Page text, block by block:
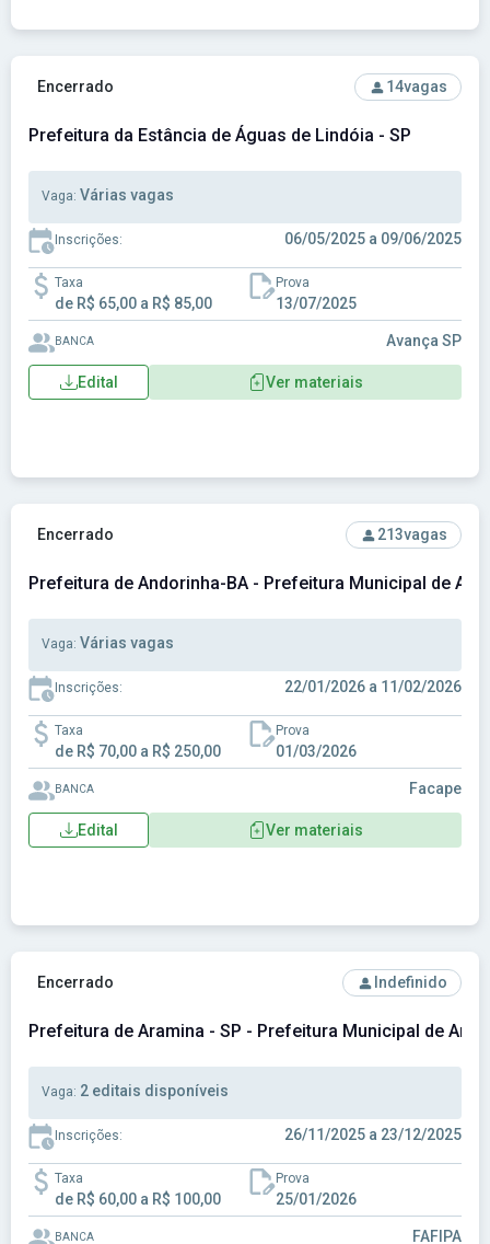
Ver concurso: Prefeitura da Estância de Águas de Lindóia -
Encerrado 14vagas
Prefeitura da Estância de Águas de Lindóia - SP
Vaga: Várias vagas
Inscrições: 06/05/2025 a 09/06/2025
Taxa
de R$ 65,00 a R$ 85,00
Prova
13/07/2025
BANCA Avança SP
Edital Ver materiais
Ver concurso: Prefeitura de Andorinha-BA - Prefeitura
Encerrado 213vagas
Prefeitura de Andorinha-BA - Prefeitura Municipal de
Vaga: Várias vagas
Inscrições: 22/01/2026 a 11/02/2026
Taxa
de R$ 70,00 a R$ 250,00
Prova
01/03/2026
BANCA Facape
Edital Ver materiais
Ver concurso: Prefeitura de Aramina - SP - Prefeitura
Encerrado Indefinido
Prefeitura de Aramina - SP - Prefeitura Municipal de
Vaga: 2 editais disponíveis
Inscrições: 26/11/2025 a 23/12/2025
Taxa
de R$ 60,00 a R$ 100,00
Prova
25/01/2026
BANCA FAFIPA